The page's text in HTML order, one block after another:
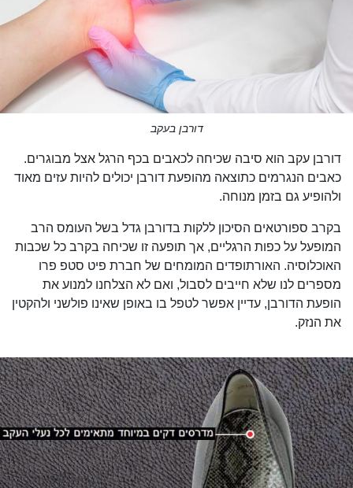
דורבן עקב הוא סיבה שכיחה לכאבים בכף הרגל אצל מבוגרים.
כאבים הנגרמים כתוצאה מהופעת דורבן יכולים להיות עזים מאוד
ולהופיע גם בזמן מנוחה.
בקרב ספורטאים הסיכון ללקות בדורבן גדל בשל העומס הרב
המופעל על כפות הרגליים, אך תופעה זו שכיחה בקרב כל שכבות
האוכלוסיה. האורתופדים המומחים של חברת פיט סטפ פרו
מספרים לנו שלא חייבים לסבול, ואם לא הצלחנו למנוע את
הופעת הדורבן, עדיין אפשר לטפל בו באופן שאינו פולשני ולהקטין
את הנזק.
דורבן בעקב